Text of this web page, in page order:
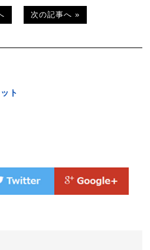
次の記事へ »
ト